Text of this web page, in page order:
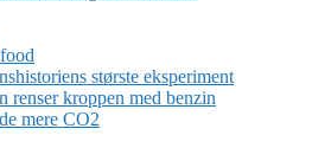
største eksperiment
renser kroppen med benzin
mere CO2